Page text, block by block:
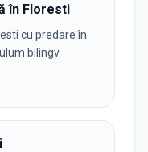
în Floresti
cu predare în
bilingv.